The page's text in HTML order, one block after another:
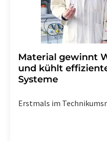
Material gewinnt
und kühlt
Systeme
Erstmals im